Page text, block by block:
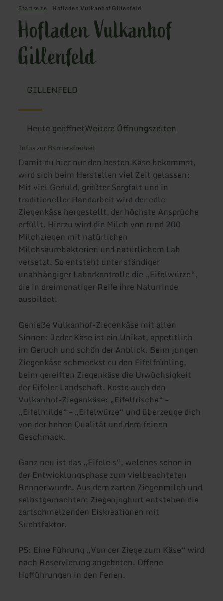
Startseite Hofladen Vulkanhof Gillenfeld
Hofladen Vulkanhof
Gillenfeld
GILLENFELD
Heute geöffnetWeitere Öffnungszeiten
Infos zur Barrierefreiheit
Damit du hier nur den besten Käse bekommst,
wird sich beim Herstellen viel Zeit gelassen:
Mit viel Geduld, größter Sorgfalt und in
traditioneller Handarbeit wird der edle
Ziegenkäse hergestellt, der höchste Ansprüche
erfüllt. Hierzu wird die Milch von rund 200
Milchziegen mit natürlichen
Milchsäurebakterien und natürlichem Lab
versetzt. So entsteht unter ständiger
unabhängiger Laborkontrolle die „Eifelwürze“,
die in dreimonatiger Reife ihre Naturrinde
ausbildet.
Genieße Vulkanhof-Ziegenkäse mit allen
Sinnen: Jeder Käse ist ein Unikat, appetitlich
im Geruch und schön der Anblick. Beim jungen
Ziegenkäse schmeckst du den Eifelfrühling,
beim gereiften Ziegenkäse die Urwüchsigkeit
der Eifeler Landschaft. Koste auch den
Vulkanhof-Ziegenkäse: „Eifelfrische“ –
„Eifelmilde“ – „Eifelwürze“ und überzeuge dich
von der hohen Qualität und dem feinen
Geschmack.
Ganz neu ist das „Eifeleis“, welches schon in
der Entwicklungsphase zum vielbeachteten
Renner wurde. Aus dem zarten Ziegenmilch und
selbstgemachtem Ziegenjoghurt entstehen die
zartschmelzenden Eiskreationen mit
Suchtfaktor.
PS: Eine Führung „Von der Ziege zum Käse“ wird
nach Reservierung angeboten. Offene
Hofführungen in den Ferien.